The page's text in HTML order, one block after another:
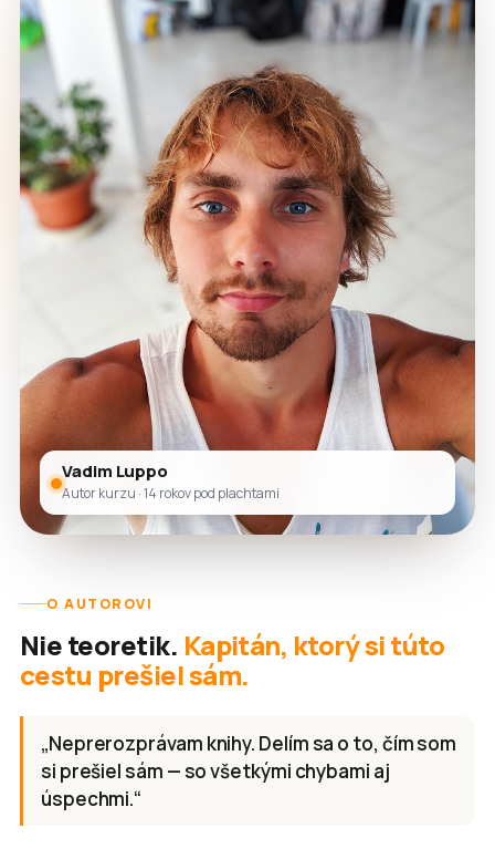
Vadim Luppo
Autor kurzu · 14 rokov pod plachtami
O AUTOROVI
Nie teoretik. Kapitán, ktorý si túto
cestu prešiel sám.
„Neprerozprávam knihy. Delím sa o to, čím som
si prešiel sám — so všetkými chybami aj
úspechmi.“